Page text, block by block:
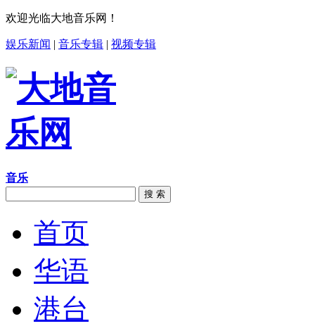
欢迎光临大地音乐网！
娱乐新闻 | 音乐专辑 | 视频专辑
音乐
搜 索
首页
华语
港台